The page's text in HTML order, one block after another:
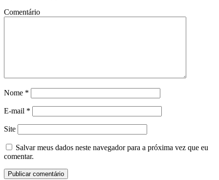
Comentário
Nome *
E-mail *
Site
Salvar meus dados neste navegador para a próxima vez que eu
comentar.